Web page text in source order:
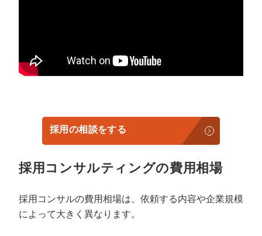
採用の相談をする
採用コンサルティングの費用相場
採用コンサルの費用相場は、依頼する内容や企業規模
によって大きく異なります。